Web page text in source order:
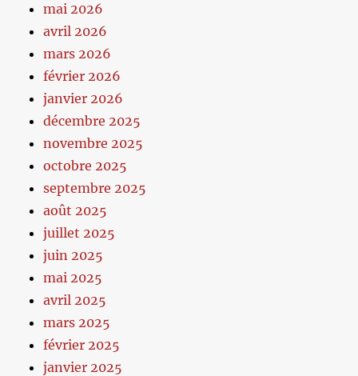
mai 2026
avril 2026
mars 2026
février 2026
janvier 2026
décembre 2025
novembre 2025
octobre 2025
septembre 2025
août 2025
juillet 2025
juin 2025
mai 2025
avril 2025
mars 2025
février 2025
janvier 2025